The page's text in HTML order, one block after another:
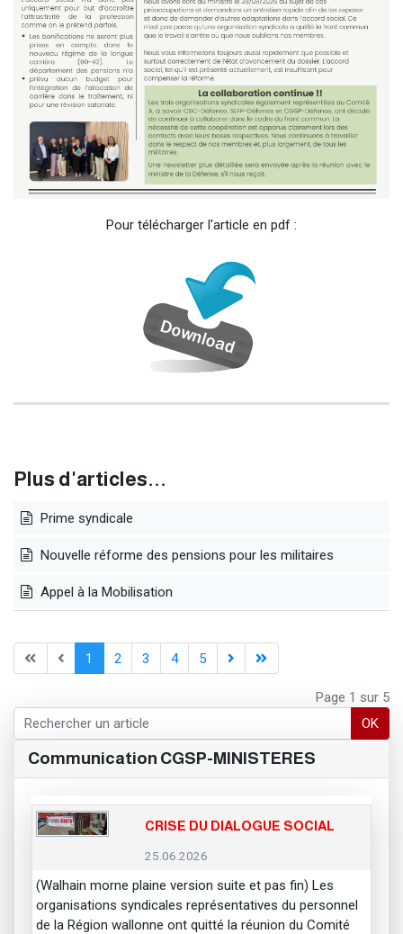
Pour télécharger l'article en pdf :
Plus d'articles...
Prime syndicale
Nouvelle réforme des pensions pour les militaires
Appel à la Mobilisation
1 2 3 4 5
Page 1 sur 5
OK
Communication CGSP-MINISTERES
CRISE DU DIALOGUE SOCIAL
25.06.2026
(Walhain morne plaine version suite et pas fin) Les
organisations syndicales représentatives du personnel
de la Région wallonne ont quitté la réunion du Comité